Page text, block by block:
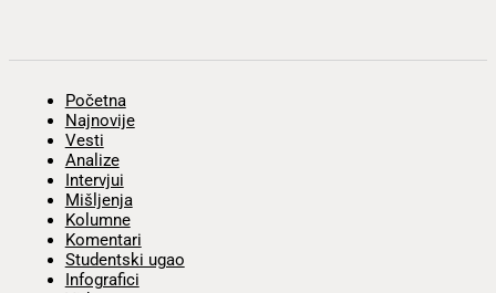
Početna
Najnovije
Vesti
Analize
Intervjui
Mišljenja
Kolumne
Komentari
Studentski ugao
Infografici